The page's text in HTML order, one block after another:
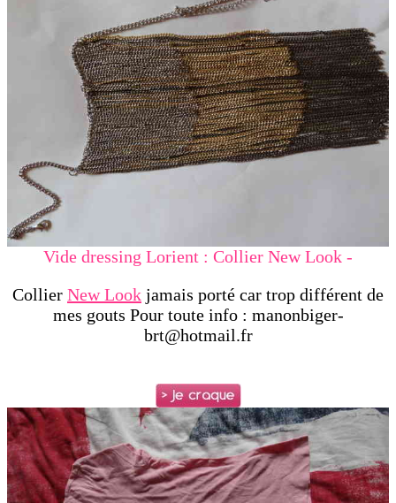
Vide dressing Lorient : Collier New Look -
Collier New Look jamais porté car trop différent de
mes gouts Pour toute info : manonbiger-
brt@hotmail.fr